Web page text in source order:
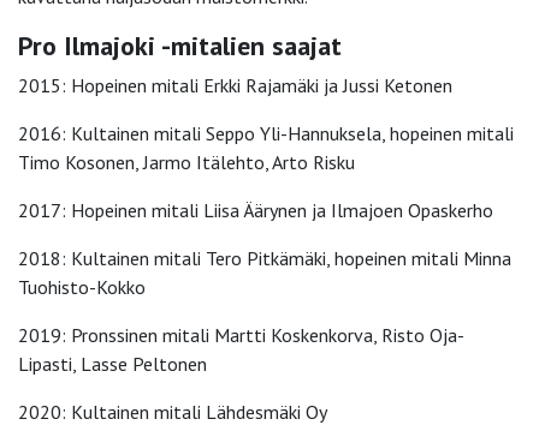
Pro Ilmajoki -mitalien saajat
2015: Hopeinen mitali Erkki Rajamäki ja Jussi Ketonen
2016: Kultainen mitali Seppo Yli-Hannuksela, hopeinen mitali
Timo Kosonen, Jarmo Itälehto, Arto Risku
2017: Hopeinen mitali Liisa Äärynen ja Ilmajoen Opaskerho
2018: Kultainen mitali Tero Pitkämäki, hopeinen mitali Minna
Tuohisto-Kokko
2019: Pronssinen mitali Martti Koskenkorva, Risto Oja-
Lipasti, Lasse Peltonen
2020: Kultainen mitali Lähdesmäki Oy